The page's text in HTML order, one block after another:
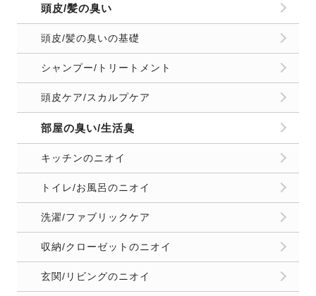
頭皮/髪の臭い
頭皮/髪の臭いの基礎
シャンプー/トリートメント
頭皮ケア/スカルプケア
部屋の臭い/生活臭
キッチンのニオイ
トイレ/お風呂のニオイ
洗濯/ファブリックケア
収納/クローゼットのニオイ
玄関/リビングのニオイ